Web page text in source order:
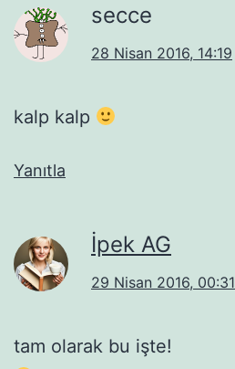
secce
28 Nisan 2016, 14:19
kalp kalp
Yanıtla
İpek AG
29 Nisan 2016, 00:31
tam olarak bu işte!